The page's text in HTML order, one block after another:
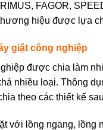
FAGOR,
hiệu được lựa
giặt công nghiệp
được chia làm
nhiều loại. Thông
theo các thiết kế
với lồng ngang, lồng